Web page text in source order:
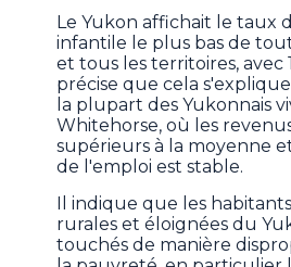
Le Yukon affichait le taux
infantile le plus bas de
et tous les territoires, avec
précise que cela
la plupart des Yukonnais
Whitehorse, où les
supérieurs à la moyenne
de l'emploi est stable.
Il indique que les
rurales et éloignées du
touchés de manière